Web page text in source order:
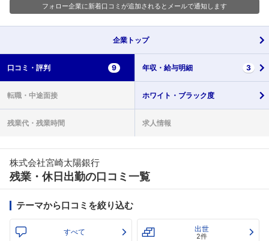
フォロー企業に新着口コミが追加されるとメールで通知します
企業 トップ
口コミ・ 評判 9 年収・ 給与明細 3
転職・ 中途面接 ホワイト・ ブラック度
残業代・ 残業時間 求人情報
株式会社宮崎太陽銀行
残業・休日出勤の口コミ一覧
テーマから口コミを絞り込む
すべて 出世
2件